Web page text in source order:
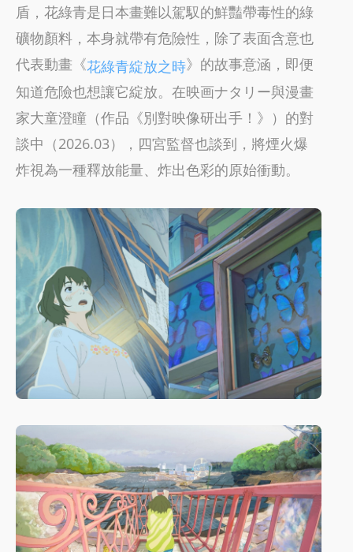
盾，花綠青是日本畫難以駕馭的鮮豔帶毒性的綠
礦物顏料，本身就帶有危險性，除了表面含意也
代表動畫《花綠青綻放之時》的故事意涵，即便
知道危險也想讓它綻放。在映画ナタリー與漫畫
家大童澄瞳（作品《別對映像研出手！》）的對
談中（2026.03），四宮監督也談到，將煙火爆
炸視為一種釋放能量、炸出色彩的原始衝動。